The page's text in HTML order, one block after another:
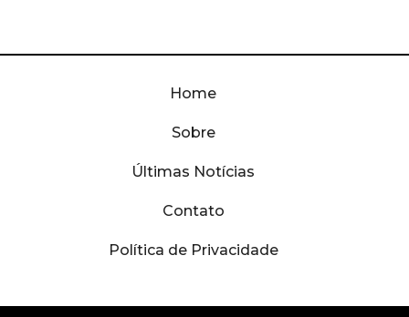
Home
Sobre
Últimas Notícias
Contato
Política de Privacidade